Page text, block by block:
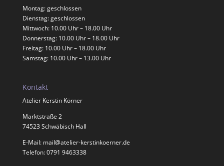
Montag: geschlossen
Dienstag: geschlossen
Mittwoch: 10.00 Uhr – 18.00 Uhr
Donnerstag: 10.00 Uhr – 18.00 Uhr
Freitag: 10.00 Uhr – 18.00 Uhr
Samstag: 10.00 Uhr – 13.00 Uhr
Kontakt
Atelier Kerstin Körner
Marktstraße 2
74523 Schwäbisch Hall
E-Mail: mail@atelier-kerstinkoerner.de
Telefon: 0791 9463338